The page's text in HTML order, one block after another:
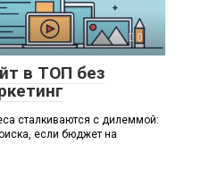
0
в ТОП без
сталкиваются с дилеммой:
если бюджет на